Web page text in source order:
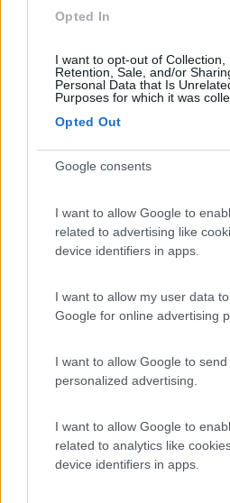
Opted In
I want to opt-out of Collection,
Retention, Sale, and/or
Personal Data that Is
Purposes for which it was
Opted Out
Google consents
I want to allow Google to
related to advertising like
device identifiers in apps.
I want to allow my user data
Google for online advertising
I want to allow Google to send
personalized advertising.
I want to allow Google to
related to analytics like
device identifiers in apps.
motore va collegato su 1 e 2 oppure
Modificato da T i t a n il 09/05/2018 alle
obionekenoby
Inserito il27/05/2020 alle:
Peccato che io sia una pippa con
problema: il gradino del mio CI
elettrico funziona. E' l'elettronica di
Kaput... Volevo fare, meglio trovare,
circuito appunto con fine corsa in e
per cambiare tutto mi hanno
meno a comprare un prodotto fatto
MorBa
1683